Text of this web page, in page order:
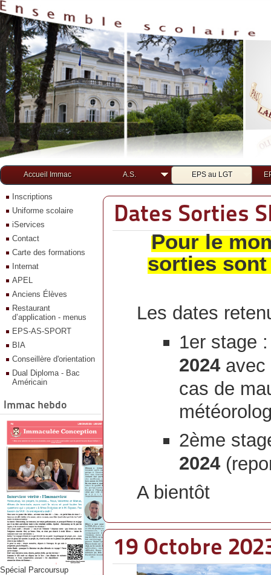
Accueil Immac A.S. EPS au LGT
Inscriptions
Uniforme scolaire
iServices
Contact
Carte des formations
Internat
APEL
Anciens Élèves
Restaurant
d’application - menus
EPS-AS-SPORT
BIA
Conseillère d'orientation
Dual Diploma - Bac
Américain
Immac hebdo
Spécial Parcoursup
Dates Sorties
Pour le
sorties sont
Les dates
1er stage
2024avec
cas de
2ème
2024
A bientôt
19 Octobre